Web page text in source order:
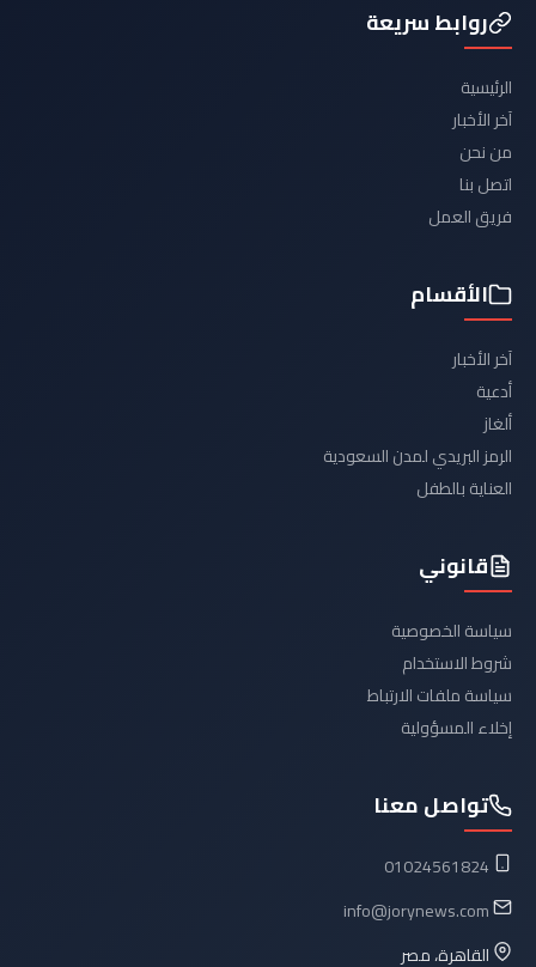
روابط سريعة
الرئيسية
آخر الأخبار
من نحن
اتصل بنا
فريق العمل
الأقسام
آخر الأخبار
أدعية
ألغاز
الرمز البريدي لمدن السعودية
العناية بالطفل
قانوني
سياسة الخصوصية
شروط الاستخدام
سياسة ملفات الارتباط
إخلاء المسؤولية
تواصل معنا
01024561824
info@jorynews.com
القاهرة، مصر